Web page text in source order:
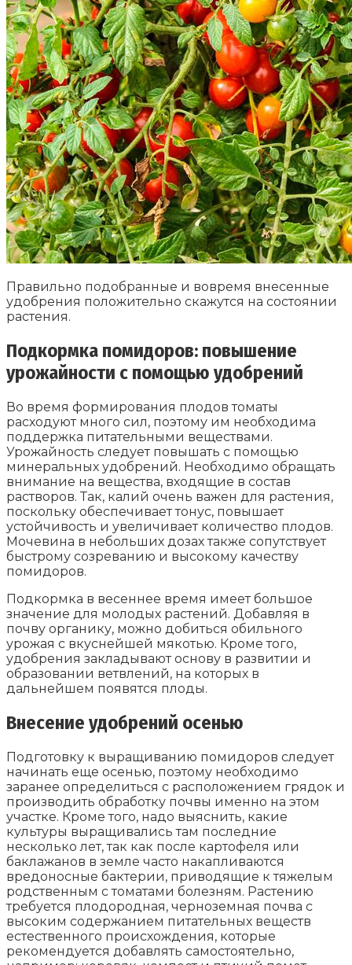
Правильно подобранные и вовремя внесенные
удобрения положительно скажутся на состоянии
растения.
Подкормка помидоров: повышение
урожайности с помощью удобрений
Во время формирования плодов томаты
расходуют много сил, поэтому им необходима
поддержка питательными веществами.
Урожайность следует повышать с помощью
минеральных удобрений. Необходимо обращать
внимание на вещества, входящие в состав
растворов. Так, калий очень важен для растения,
поскольку обеспечивает тонус, повышает
устойчивость и увеличивает количество плодов.
Мочевина в небольших дозах также сопутствует
быстрому созреванию и высокому качеству
помидоров.
Подкормка в весеннее время имеет большое
значение для молодых растений. Добавляя в
почву органику, можно добиться обильного
урожая с вкуснейшей мякотью. Кроме того,
удобрения закладывают основу в развитии и
образовании ветвлений, на которых в
дальнейшем появятся плоды.
Внесение удобрений осенью
Подготовку к выращиванию помидоров следует
начинать еще осенью, поэтому необходимо
заранее определиться с расположением грядок и
производить обработку почвы именно на этом
участке. Кроме того, надо выяснить, какие
культуры выращивались там последние
несколько лет, так как после картофеля или
баклажанов в земле часто накапливаются
вредоносные бактерии, приводящие к тяжелым
родственным с томатами болезням. Растению
требуется плодородная, черноземная почва с
высоким содержанием питательных веществ
естественного происхождения, которые
рекомендуется добавлять самостоятельно,